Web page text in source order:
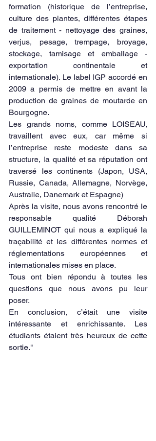
formation (historique de l’entreprise,
culture des plantes, différentes étapes
de traitement - nettoyage des graines,
verjus, pesage, trempage, broyage,
stockage, tamisage et emballage -
exportation continentale et
internationale). Le label IGP accordé en
2009 a permis de mettre en avant la
production de graines de moutarde en
Bourgogne.
Les grands noms, comme LOISEAU,
travaillent avec eux, car même si
l’entreprise reste modeste dans sa
structure, la qualité et sa réputation ont
traversé les continents (Japon, USA,
Russie, Canada, Allemagne, Norvège,
Australie, Danemark et Espagne)
Après la visite, nous avons rencontré le
responsable qualité Déborah
GUILLEMINOT qui nous a expliqué la
traçabilité et les différentes normes et
réglementations européennes et
internationales mises en place.
Tous ont bien répondu à toutes les
questions que nous avons pu leur
poser.
En conclusion, c’était une visite
intéressante et enrichissante. Les
étudiants étaient très heureux de cette
sortie."